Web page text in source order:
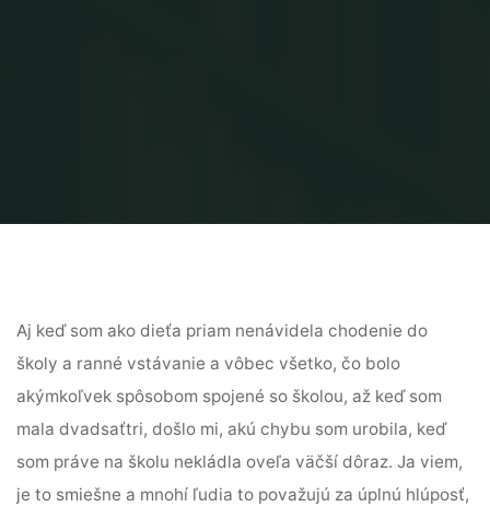
Aj keď som ako dieťa priam nenávidela chodenie do
školy a ranné vstávanie a vôbec všetko, čo bolo
akýmkoľvek spôsobom spojené so školou, až keď som
mala dvadsaťtri, došlo mi, akú chybu som urobila, keď
som práve na školu nekládla oveľa väčší dôraz. Ja viem,
je to smiešne a mnohí ľudia to považujú za úplnú hlúposť,